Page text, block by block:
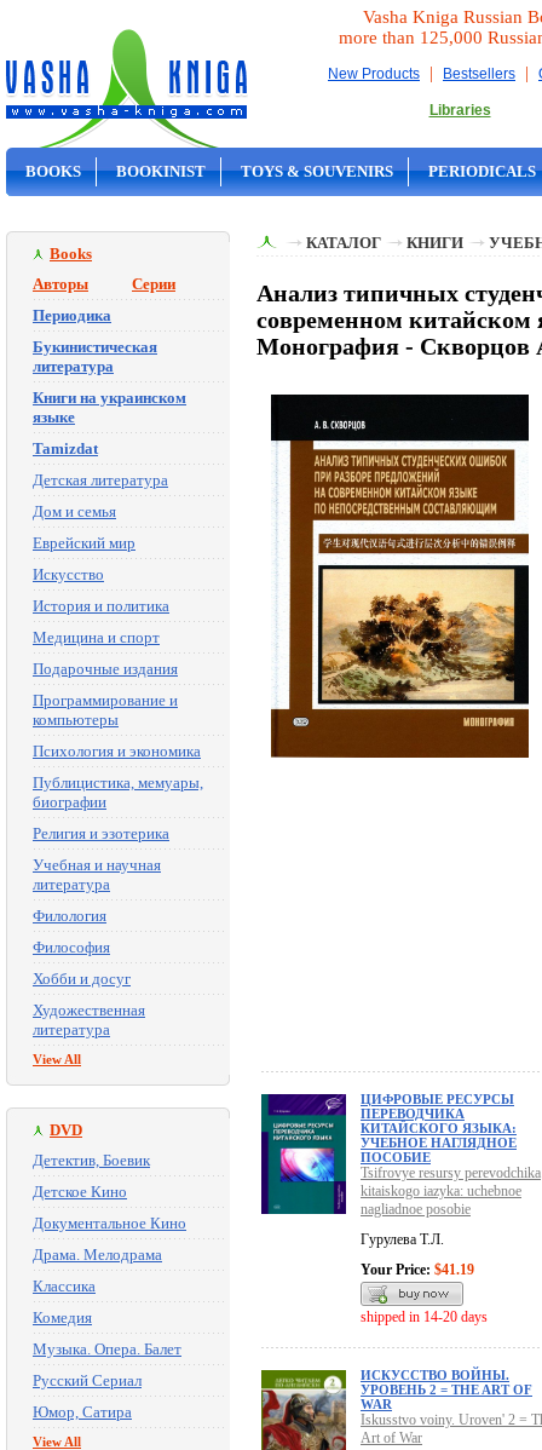
Vasha Kniga Russian
more than 125,000
New Products | Bestsellers |
Libraries
BOOKS BOOKINIST TOYS & SOUVENIRS PERIODICALS
Books
Авторы
Серии
Периодика
Букинистическая
литература
Книги на украинском
языке
Tamizdat
Детская литература
Дом и семья
Еврейский мир
Искусство
История и политика
Медицина и спорт
Подарочные издания
Программирование и
компьютеры
Психология и экономика
Публицистика, мемуары,
биографии
Религия и эзотерика
Учебная и научная
литература
Филология
Философия
Хобби и досуг
Художественная
литература
View All
DVD
Детектив, Боевик
Детское Кино
Документальное Кино
Драма. Мелодрама
Классика
Комедия
Музыка. Опера. Балет
Русский Сериал
Юмор, Сатира
View All
КАТАЛОГ КНИГИ
Анализ типичных
современном
Монография - Скворцов
ЦИФРОВЫЕ РЕСУРСЫ
ПЕРЕВОДЧИКА
КИТАЙСКОГО ЯЗЫКА:
УЧЕБНОЕ НАГЛЯДНОЕ
ПОСОБИЕ
Tsifrovye resursy perevodchika
kitaiskogo iazyka: uchebnoe
nagliadnoe posobie
Гурулева Т.Л.
Your Price: $41.19
shipped in 14-20 days
ИСКУССТВО ВОЙНЫ.
УРОВЕНЬ 2 = THE ART OF
WAR
Iskusstvo voiny. Uroven' 2 =
Art of War